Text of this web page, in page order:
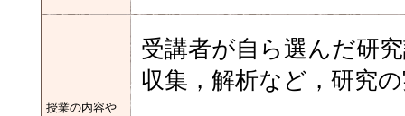
授業の内容や
受講者が自ら選んだ研
収集，解析など，研究